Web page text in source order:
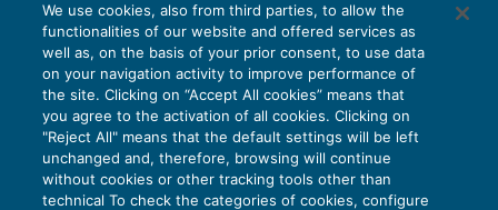
EU AI Act e studi professionali: le
scadenze concrete
27 Luglio 2026
di Diego BarberieStefano Dovier
We use cookies, also from third parties, to allow the
functionalities of our website and offered services as
well as, on the basis of your prior consent, to use data
on your navigation activity to improve performance of
the site. Clicking on “Accept All cookies” means that
you agree to the activation of all cookies. Clicking on
"Reject All" means that the default settings will be left
unchanged and, therefore, browsing will continue
without cookies or other tracking tools other than
technical To check the categories of cookies, configure